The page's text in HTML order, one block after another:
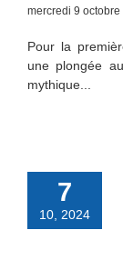
mercredi 9 octobre
Pour la
une plongée
mythique...
7
10, 2024